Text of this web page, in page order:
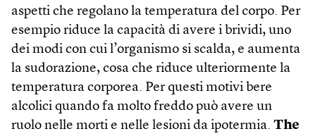
aspetti che regolano la temperatura del corpo. Per
esempio riduce la capacità di avere i brividi, uno
dei modi con cui l’organismo si scalda, e aumenta
la sudorazione, cosa che riduce ulteriormente la
temperatura corporea. Per questi motivi bere
alcolici quando fa molto freddo può avere un
ruolo nelle morti e nelle lesioni da ipotermia. The